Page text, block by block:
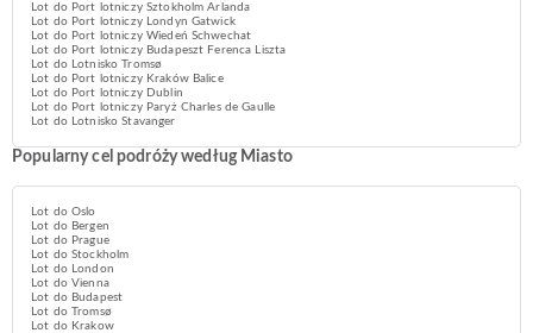
Lot do Port lotniczy Sztokholm Arlanda
Lot do Port lotniczy Londyn Gatwick
Lot do Port lotniczy Wiedeń Schwechat
Lot do Port lotniczy Budapeszt Ferenca Liszta
Lot do Lotnisko Tromsø
Lot do Port lotniczy Kraków Balice
Lot do Port lotniczy Dublin
Lot do Port lotniczy Paryż Charles de Gaulle
Lot do Lotnisko Stavanger
Popularny cel podróży według Miasto
Lot do Oslo
Lot do Bergen
Lot do Prague
Lot do Stockholm
Lot do London
Lot do Vienna
Lot do Budapest
Lot do Tromsø
Lot do Krakow